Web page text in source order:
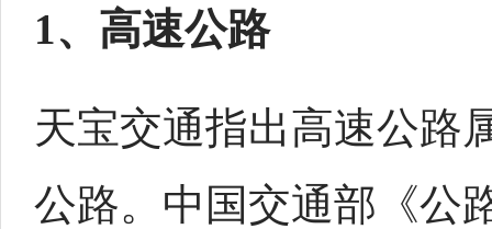
1、高速公路
天宝交通指出高速公路
公路。中国交通部《公